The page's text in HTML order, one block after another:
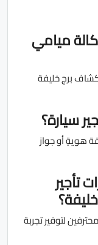
ميامي
برج خليفة
سيارة؟
هويةٍ أو جواز
تأجير
لتوفير تجربة